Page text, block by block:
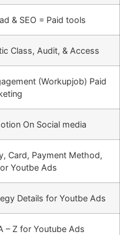
& SEO = Paid tools
Class, Audit, & Access
(Workupjob) Paid
On Social media
Card, Payment Method,
Youtbe Ads
Details for Youtbe Ads
– Z for Youtube Ads